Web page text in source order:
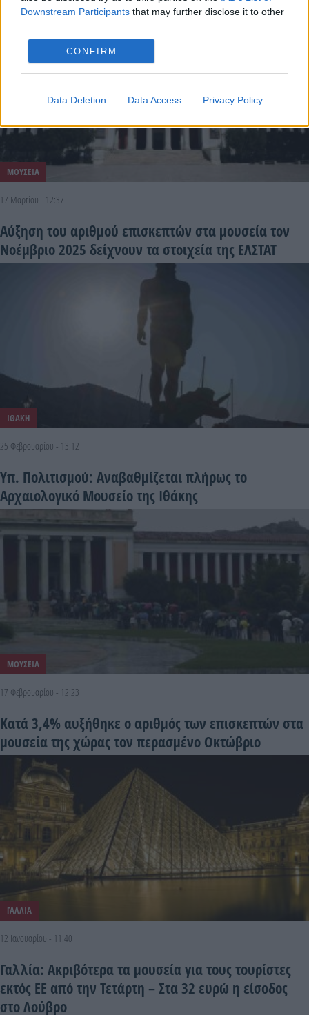
Downstream Participants that may further disclose it to other
CONFIRM
Data Deletion Data Access Privacy Policy
ΜΟΥΣΕΙΑ
17 Μαρτίου - 12:37
Αύξηση του αριθμού επισκεπτών στα μουσεία τον
Νοέμβριο 2025 δείχνουν τα στοιχεία της ΕΛΣΤΑΤ
ΙΘΑΚΗ
25 Φεβρουαρίου - 13:12
Υπ. Πολιτισμού: Αναβαθμίζεται πλήρως το
Αρχαιολογικό Μουσείο της Ιθάκης
ΜΟΥΣΕΙΑ
17 Φεβρουαρίου - 12:23
Κατά 3,4% αυξήθηκε ο αριθμός των επισκεπτών στα
μουσεία της χώρας τον περασμένο Οκτώβριο
ΓΑΛΛΙΑ
12 Ιανουαρίου - 11:40
Γαλλία: Ακριβότερα τα μουσεία για τους τουρίστες
εκτός ΕΕ από την Τετάρτη – Στα 32 ευρώ η είσοδος
στο Λούβρο